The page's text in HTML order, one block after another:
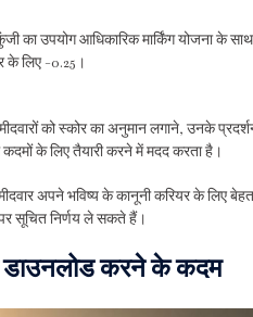
कुंजी का उपयोग आधिकारिक मार्किंग योजना के
के लिए -0.25।
को स्कोर का अनुमान लगाने, उनके
के लिए तैयारी करने में मदद करता है।
अपने भविष्य के कानूनी करियर के लिए
सूचित निर्णय ले सकते हैं।
डाउनलोड करने के कदम